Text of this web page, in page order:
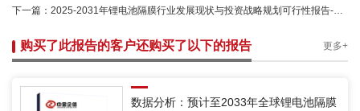
下一篇： 2025-2031年锂电池隔膜行业发展现状与投资战略规划可行性报告-中金企信发布
购买了此报告的客户还购买了以下的报告 更多+
数据分析：预计至2033年全球锂电池隔膜